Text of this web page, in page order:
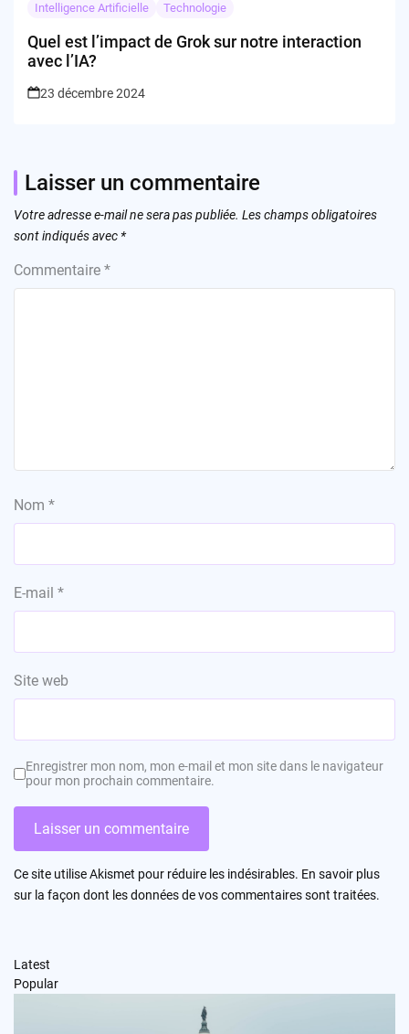
Intelligence Artificielle Technologie
Quel est l’impact de Grok sur notre interaction
avec l’IA?
23 décembre 2024
Laisser un commentaire
Votre adresse e-mail ne sera pas publiée. Les champs obligatoires
sont indiqués avec *
Commentaire *
Nom *
E-mail *
Site web
Enregistrer mon nom, mon e-mail et mon site dans le navigateur
pour mon prochain commentaire.
Ce site utilise Akismet pour réduire les indésirables. En savoir plus
sur la façon dont les données de vos commentaires sont traitées.
Latest
Popular